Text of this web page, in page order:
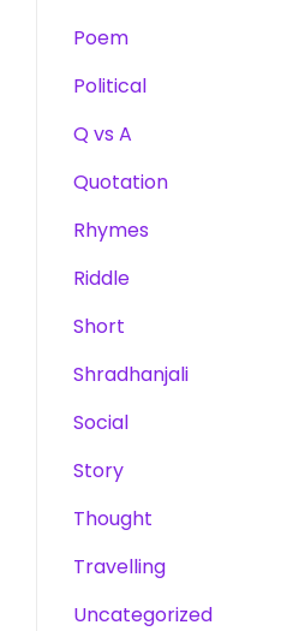
Poem
Political
Q vs A
Quotation
Rhymes
Riddle
Short
Shradhanjali
Social
Story
Thought
Travelling
Uncategorized